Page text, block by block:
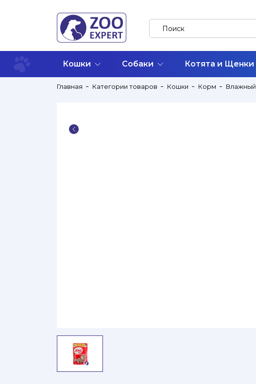
Кошки Собаки Котята и Щенки
Главная Категории товаров Кошки Корм Влажный